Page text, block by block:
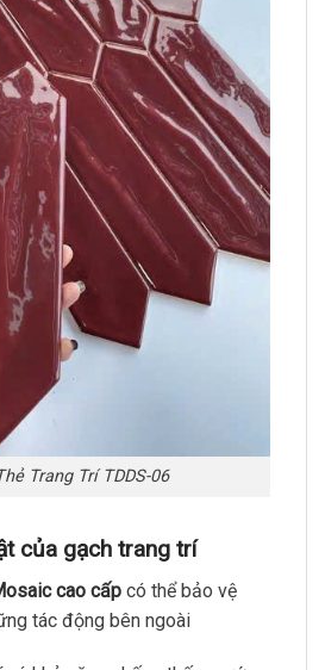
Trang Trí TDDS-06
của gạch trang trí
cao cấp có thể bảo vệ
tác động bên ngoài